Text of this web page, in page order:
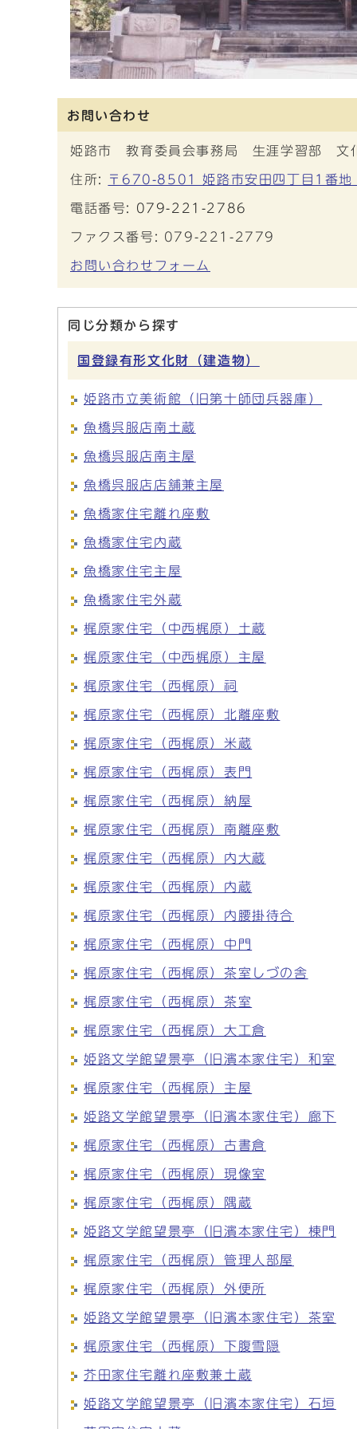
お問い合わせ
姫路市 教育委員会事務局 生涯学習部 文
住所: 〒670-8501 姫路市安田四丁目1番地
電話番号: 079-221-2786
ファクス番号: 079-221-2779
お問い合わせフォーム
同じ分類から探す
国登録有形文化財（建造物）
姫路市立美術館（旧第十師団兵器庫）
魚橋呉服店南土蔵
魚橋呉服店南主屋
魚橋呉服店店舗兼主屋
魚橋家住宅離れ座敷
魚橋家住宅内蔵
魚橋家住宅主屋
魚橋家住宅外蔵
梶原家住宅（中西梶原）土蔵
梶原家住宅（中西梶原）主屋
梶原家住宅（西梶原）祠
梶原家住宅（西梶原）北離座敷
梶原家住宅（西梶原）米蔵
梶原家住宅（西梶原）表門
梶原家住宅（西梶原）納屋
梶原家住宅（西梶原）南離座敷
梶原家住宅（西梶原）内大蔵
梶原家住宅（西梶原）内蔵
梶原家住宅（西梶原）内腰掛待合
梶原家住宅（西梶原）中門
梶原家住宅（西梶原）茶室しづの舎
梶原家住宅（西梶原）茶室
梶原家住宅（西梶原）大工倉
姫路文学館望景亭（旧濱本家住宅）和室
梶原家住宅（西梶原）主屋
姫路文学館望景亭（旧濱本家住宅）廊下
梶原家住宅（西梶原）古書倉
梶原家住宅（西梶原）現像室
梶原家住宅（西梶原）隅蔵
姫路文学館望景亭（旧濱本家住宅）棟門
梶原家住宅（西梶原）管理人部屋
梶原家住宅（西梶原）外便所
姫路文学館望景亭（旧濱本家住宅）茶室
梶原家住宅（西梶原）下腹雪隠
芥田家住宅離れ座敷兼土蔵
姫路文学館望景亭（旧濱本家住宅）石垣